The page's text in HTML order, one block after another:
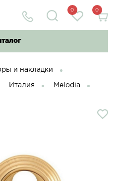
0 0
и накладки
Италия Melodia